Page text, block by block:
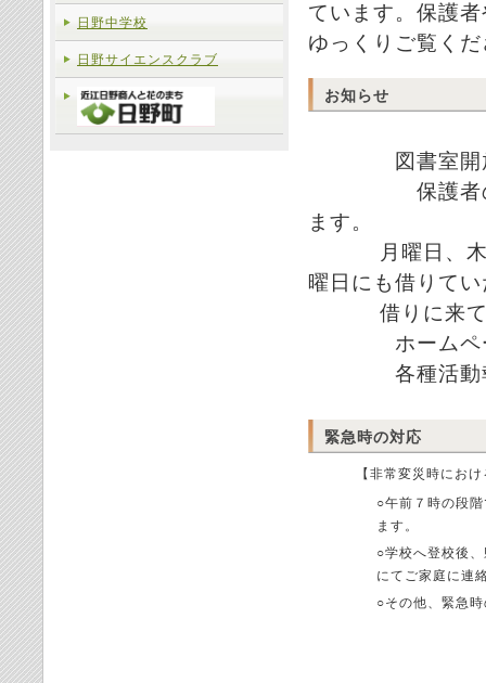
ています。保護
ゆっくりご覧く
お知らせ
図書室開放
保護
ます。
月曜日、木曜
曜日にも借りて
借りに来てく
ホームページ
各種活動
緊急時の対応
【非常変災時にお
○午前７時の段
ます。
○学校へ登校後
にてご家庭に連
○その他、緊急
日野中学校
日野サイエンスクラブ